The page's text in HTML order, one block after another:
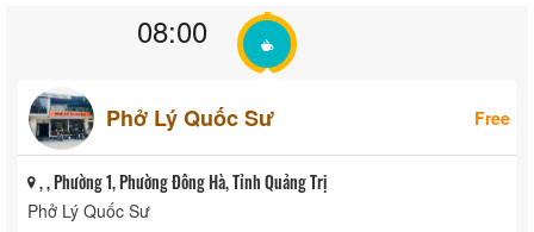
08:00
Phở Lý Quốc Sư Free
, , Phường 1, Phường Đông Hà, Tỉnh Quảng Trị
Phở Lý Quốc Sư